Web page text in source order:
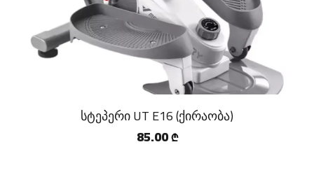
სტეპერი UT E16 (ქირაობა)
85.00 ₾